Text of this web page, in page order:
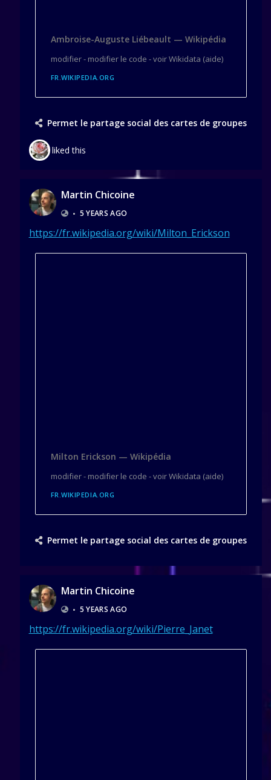
Ambroise-Auguste Liébeault — Wikipédia
modifier - modifier le code - voir Wikidata (aide)
FR.WIKIPEDIA.ORG
Permet le partage social des cartes de groupes
liked this
Martin Chicoine
• 5 YEARS AGO
https://fr.wikipedia.org/wiki/Milton_Erickson
Milton Erickson — Wikipédia
modifier - modifier le code - voir Wikidata (aide)
FR.WIKIPEDIA.ORG
Permet le partage social des cartes de groupes
Martin Chicoine
• 5 YEARS AGO
https://fr.wikipedia.org/wiki/Pierre_Janet